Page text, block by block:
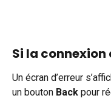
Si la connexion
Un écran d’erreur
un bouton Back pour